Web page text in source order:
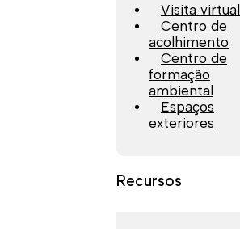
Visita virtual
Centro de
acolhimento
Centro de
formação
ambiental
Espaços
exteriores
Recursos